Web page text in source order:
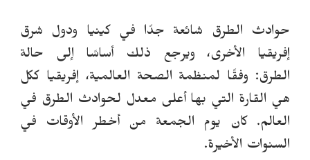
حوادث الطرق شائعة جدًا في كينيا ودول شرق
إفريقيا الأخرى، ويرجع ذلك أساسًا إلى حالة
الطرق: وفقًا لمنظمة الصحة العالمية، إفريقيا ككل
هي القارة التي بها أعلى معدل لحوادث الطرق في
العالم. كان يوم الجمعة من أخطر الأوقات في
السنوات الأخيرة.